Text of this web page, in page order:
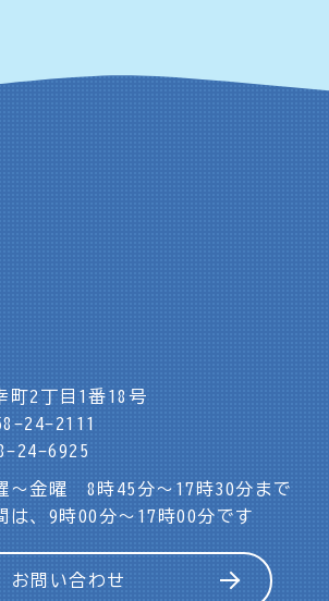
町2丁目1番18号
24-2111
24-6925
金曜 8時45分～17時30分まで
は、9時00分～17時00分です
お問い合わせ